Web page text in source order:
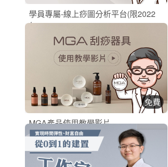
學員專屬-線上痧圖分析平台(限2022
年...
刮痧實體課程
購買後有效期限：課程下架時
16154
595
免費
MGA產品使用教學影片
刮痧商品 立即加入
購買後有效期限：課程下架時
41610
2226